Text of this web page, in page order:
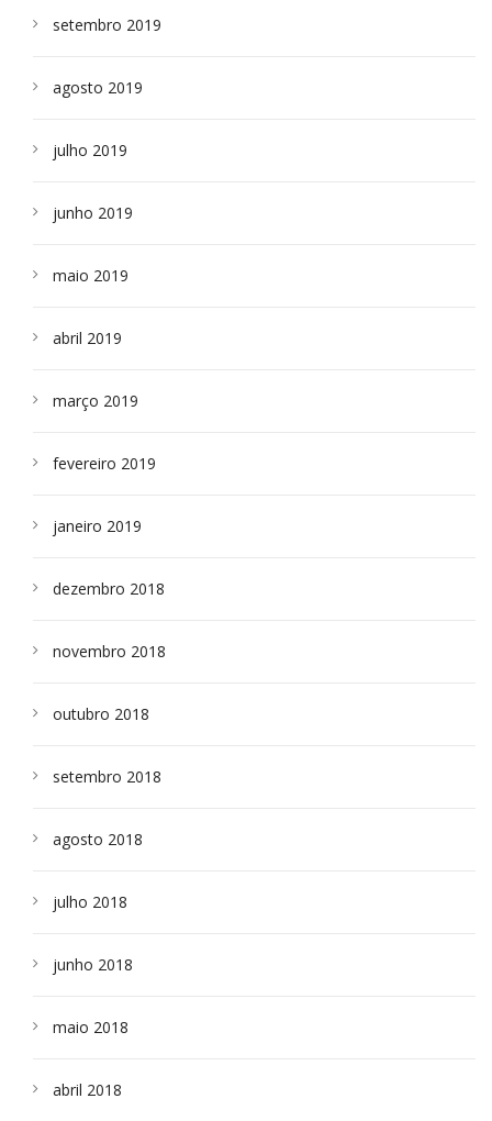
setembro 2019
agosto 2019
julho 2019
junho 2019
maio 2019
abril 2019
março 2019
fevereiro 2019
janeiro 2019
dezembro 2018
novembro 2018
outubro 2018
setembro 2018
agosto 2018
julho 2018
junho 2018
maio 2018
abril 2018